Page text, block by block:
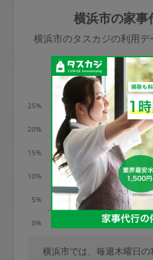
依頼者不在によ
金額の100%＋交
※例：依頼日時／
合、水曜日午前9
発生
水曜日9時〜金曜
50%
金曜日9時～土曜
100%
土曜日8時〜実施
＋交通費全額
依頼者不在による
金額の100%＋交
きた場合は損害
ご注意ください。
玉、など
あわせてこちらも
利用します。注
はありますか？
横浜市の家事
横浜市のタスカジの利用デ
利用の
0%
5%
10%
15%
20%
25%
火 水
横浜市では、毎週木曜日